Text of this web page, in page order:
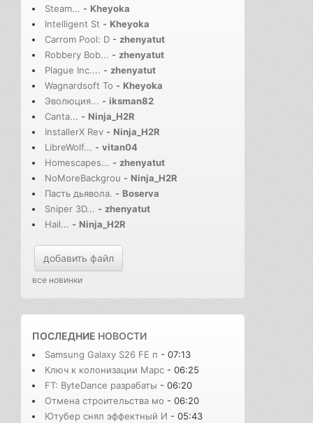
Steam... - Kheyoka
Intelligent St - Kheyoka
Carrom Pool: D - zhenyatut
Robbery Bob... - zhenyatut
Plague Inc.... - zhenyatut
Wagnardsoft To - Kheyoka
Эволюция... - iksman82
Canta... - Ninja_H2R
InstallerX Rev - Ninja_H2R
LibreWolf... - vitan04
Homescapes... - zhenyatut
NoMoreBackgrou - Ninja_H2R
Пасть дьявола. - Boserva
Sniper 3D... - zhenyatut
Hail... - Ninja_H2R
добавить файл
все новинки
ПОСЛЕДНИЕ НОВОСТИ
Samsung Galaxy S26 FE п - 07:13
Ключ к колонизации Марс - 06:25
FT: ByteDance разрабаты - 06:20
Отмена строительства мо - 06:20
Ютубер снял эффектный И - 05:43